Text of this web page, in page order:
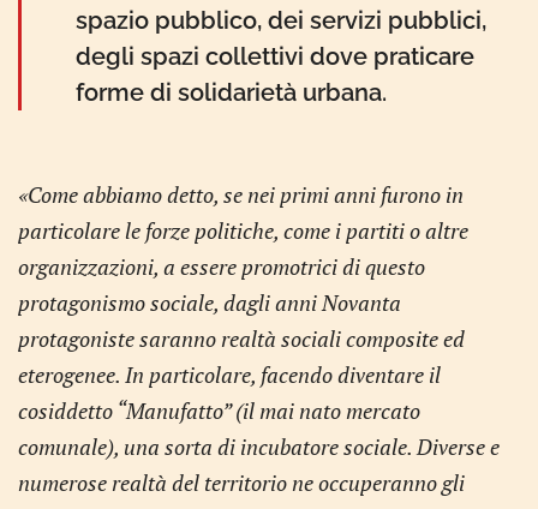
spazio pubblico, dei servizi pubblici,
degli spazi collettivi dove praticare
forme di solidarietà urbana.
«Come abbiamo detto, se nei primi anni furono in
particolare le forze politiche, come i partiti o altre
organizzazioni, a essere promotrici di questo
protagonismo sociale, dagli anni Novanta
protagoniste saranno realtà sociali composite ed
eterogenee. In particolare, facendo diventare il
cosiddetto “Manufatto” (il mai nato mercato
comunale), una sorta di incubatore sociale. Diverse e
numerose realtà del territorio ne occuperanno gli